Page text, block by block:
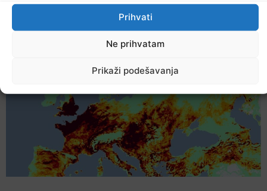
Prihvati
Ne prihvatam
Prikaži podešavanja
Ostale novosti